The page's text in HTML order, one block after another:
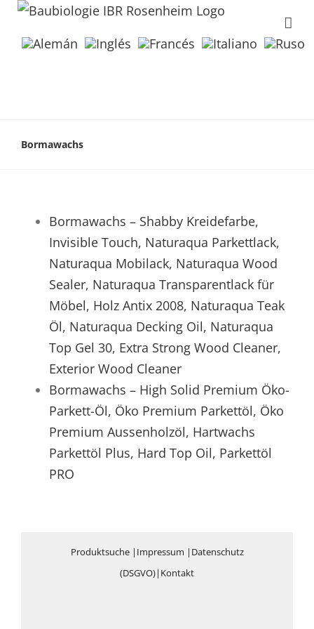
Bormawachs
Bormawachs – Shabby Kreidefarbe,
Invisible Touch, Naturaqua Parkettlack,
Naturaqua Mobilack, Naturaqua Wood
Sealer, Naturaqua Transparentlack für
Möbel, Holz Antix 2008, Naturaqua Teak
Öl, Naturaqua Decking Oil, Naturaqua
Top Gel 30, Extra Strong Wood Cleaner,
Exterior Wood Cleaner
Bormawachs – High Solid Premium Öko-
Parkett-Öl, Öko Premium Parkettöl, Öko
Premium Aussenholzöl, Hartwachs
Parkettöl Plus, Hard Top Oil, Parkettöl
PRO
Produktsuche| Impressum | Datenschutz
(DSGVO)| Kontakt